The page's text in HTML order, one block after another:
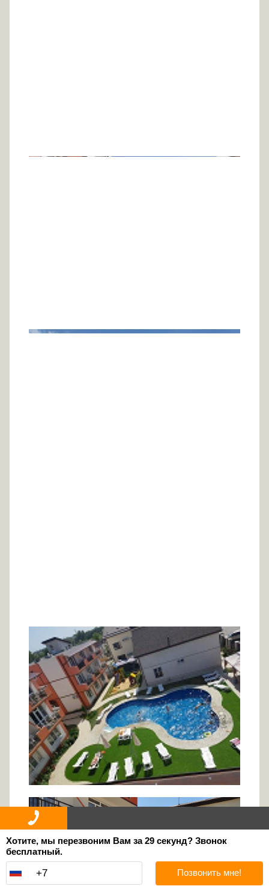
Хотите, мы перезвоним Вам за 29 секунд? Звонок
бесплатный.
Позвонить мне!